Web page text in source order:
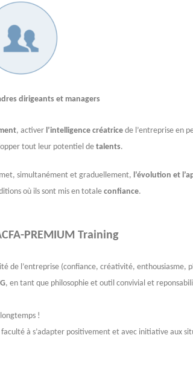
dirigeants et managers
, activer l’intelligence créatrice de l’entreprise en
tout leur potentiel de talents.
simultanément et graduellement, l’évolution et
où ils sont mis en totaleconfiance.
PREMIUM Training
de l’entreprise (confiance, créativité, enthousiasme,
, en tant que philosophie et outil convivial et
!
à s’adapter positivement et avec initiative aux